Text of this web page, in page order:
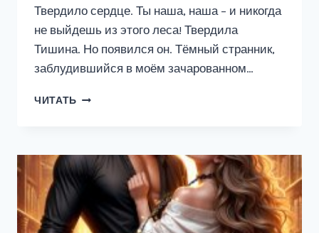
Твердило сердце. Ты наша, наша – и никогда
не выйдешь из этого леса! Твердила
Тишина. Но появился он. Тёмный странник,
заблудившийся в моём зачарованном…
ЧИТАТЬ ХОЗЯЙКА